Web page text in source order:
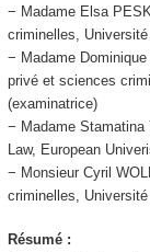
− Madame Elsa
criminelles,
− Madame
privé et sciences
(examinatrice)
− Madame Stamatina
Law, European
− Monsieur Cyril
criminelles,
Résumé :